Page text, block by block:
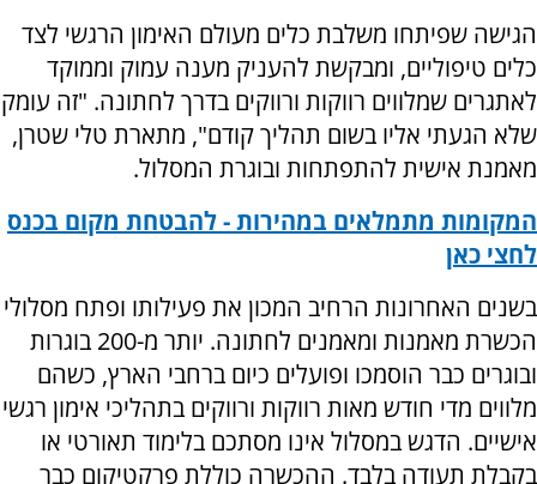
הגישה שפיתחו משלבת כלים מעולם האימון הרגשי לצד
כלים טיפוליים, ומבקשת להעניק מענה עמוק וממוקד
לאתגרים שמלווים רווקות ורווקים בדרך לחתונה. "זה עומק
שלא הגעתי אליו בשום תהליך קודם", מתארת טלי שטרן,
מאמנת אישית להתפתחות ובוגרת המסלול.
המקומות מתמלאים במהירות - להבטחת מקום בכנס
לחצי כאן
בשנים האחרונות הרחיב המכון את פעילותו ופתח מסלולי
הכשרת מאמנות ומאמנים לחתונה. יותר מ-200 בוגרות
ובוגרים כבר הוסמכו ופועלים כיום ברחבי הארץ, כשהם
מלווים מדי חודש מאות רווקות ורווקים בתהליכי אימון רגשי
אישיים. הדגש במסלול אינו מסתכם בלימוד תאורטי או
בקבלת תעודה בלבד. ההכשרה כוללת פרקטיקום כבר